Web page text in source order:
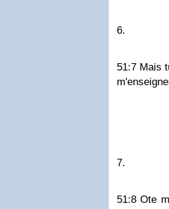
6.
51:7 Mais
7.
51:8 Ote